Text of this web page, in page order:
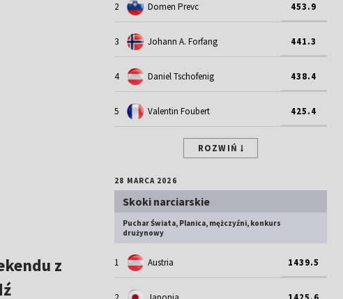
z
2 Domen Prevc 453.9
3 Johann A. Forfang 441.3
4 Daniel Tschofenig 438.4
5 Valentin Foubert 425.4
ROZWIŃ
28 MARCA 2026
Skoki narciarskie
Puchar Świata, Planica, mężczyźni, konkurs
drużynowy
1 Austria 1439.5